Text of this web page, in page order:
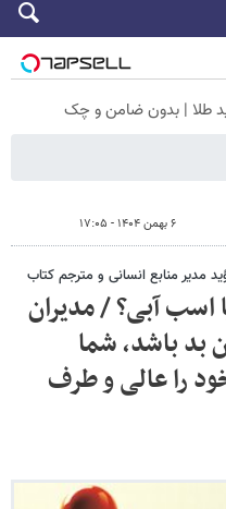
۶ بهمن ۱۴۰۴ - ۱۷:۰۵
مدیر منابع انسانی و مترجم کتاب
اسب آبی؟ / مدیران
بد باشد، شما
را عالی و طرف